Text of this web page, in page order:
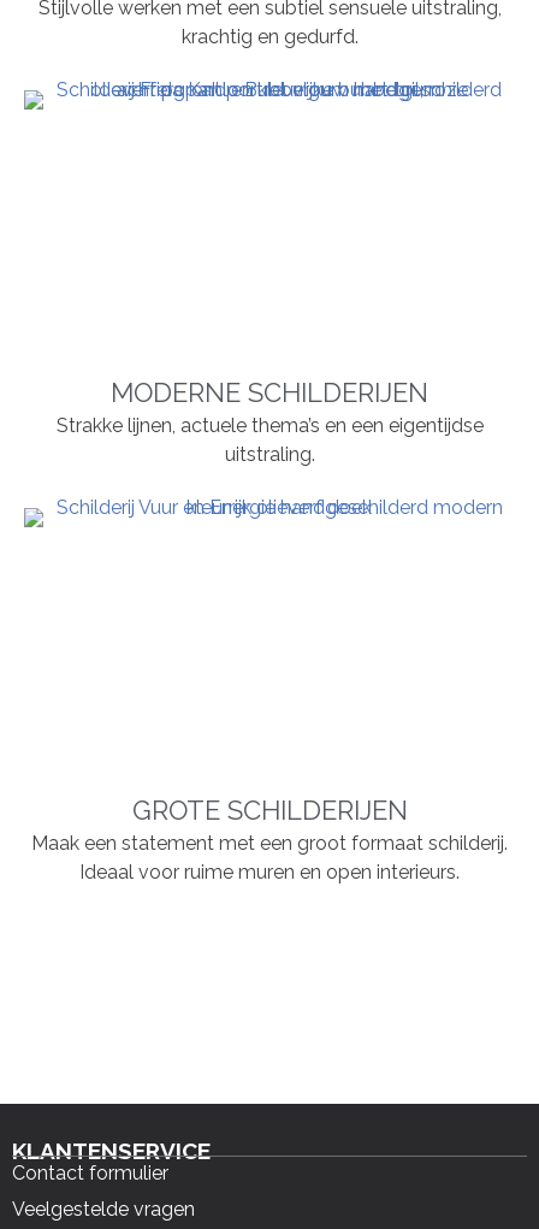
Stijlvolle werken met een subtiel sensuele uitstraling,
krachtig en gedurfd.
MODERNE SCHILDERIJEN
Strakke lijnen, actuele thema’s en een eigentijdse
uitstraling.
GROTE SCHILDERIJEN
Maak een statement met een groot formaat schilderij.
Ideaal voor ruime muren en open interieurs.
KLANTENSERVICE
Contact formulier
Veelgestelde vragen